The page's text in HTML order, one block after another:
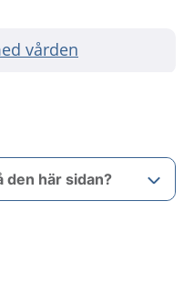
vården
den här sidan?